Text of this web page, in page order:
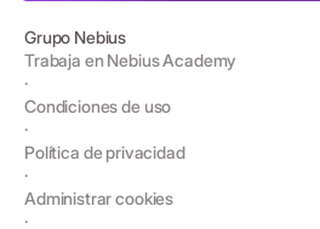
Grupo Nebius
Trabaja en Nebius Academy
·
Condiciones de uso
·
Política de privacidad
·
Administrar cookies
·